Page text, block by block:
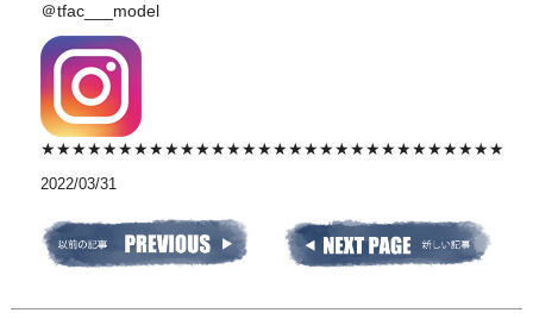
＠tfac___model
★★★★★★★★★★★★★★★★★★★★★★★★★★★★★★
2022/03/31